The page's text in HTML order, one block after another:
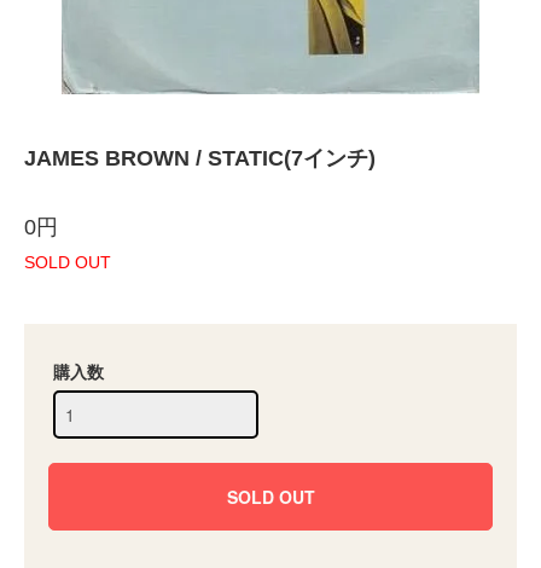
JAMES BROWN / STATIC(7インチ)
0円
SOLD OUT
購入数